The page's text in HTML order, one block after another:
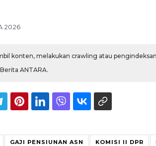
2026
konten, melakukan crawling atau
ANTARA.
GAJI PENSIUNAN ASN KOMISI II DPR